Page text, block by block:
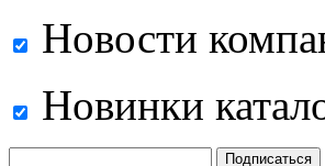
Новости
Новинки